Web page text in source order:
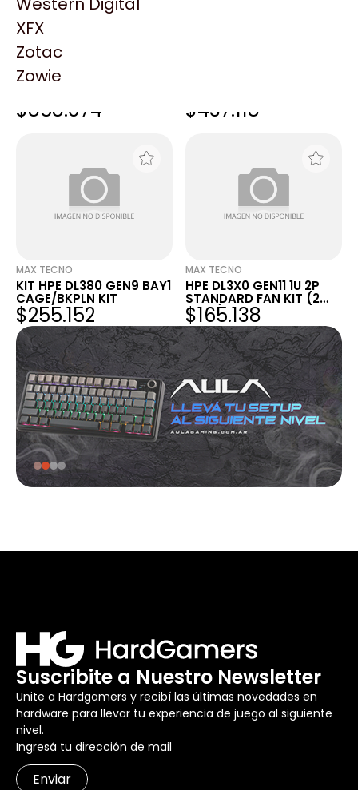
XFX
Zotac
Zowie
HPE DL36X GEN10+ HIGH
$858.074 $437.118
MAX TECNO
KIT HPE DL380 GEN9 BAY1
CAGE/BKPLN KIT
$255.152
MAX TECNO
HPE DL3X0 GEN11 1U 2P
STANDARD FAN KIT (2
FANS)
$165.138
Suscribite a Nuestro Newsletter
Unite a Hardgamers y recibí las últimas novedades en
hardware para llevar tu experiencia de juego al siguiente
nivel.
Enviar